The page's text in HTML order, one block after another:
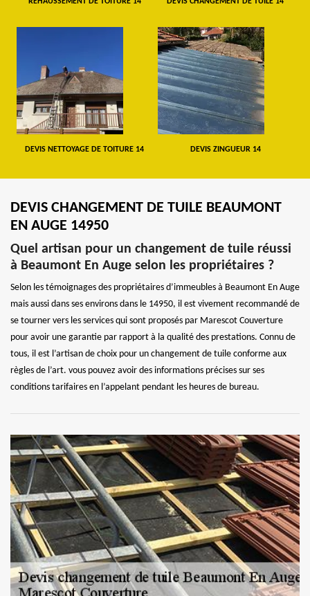
DEVIS NETTOYAGE DE TOITURE 14 DEVIS ZINGUEUR 14
DEVIS CHANGEMENT DE TUILE BEAUMONT
EN AUGE 14950
Quel artisan pour un changement de tuile réussi
à Beaumont En Auge selon les propriétaires ?
Selon les témoignages des propriétaires d’immeubles à Beaumont En Auge
mais aussi dans ses environs dans le 14950, il est vivement recommandé de
se tourner vers les services qui sont proposés par Marescot Couverture
pour avoir une garantie par rapport à la qualité des prestations. Connu de
tous, il est l’artisan de choix pour un changement de tuile conforme aux
règles de l’art. vous pouvez avoir des informations précises sur ses
conditions tarifaires en l’appelant pendant les heures de bureau.